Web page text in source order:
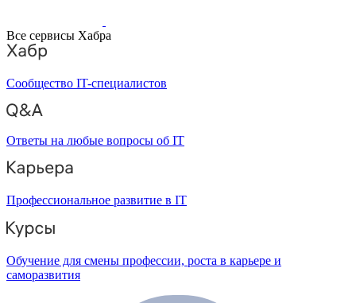
Все сервисы Хабра
Сообщество IT-специалистов
Ответы на любые вопросы об IT
Профессиональное развитие в IT
Обучение для смены профессии, роста в карьере и
саморазвития